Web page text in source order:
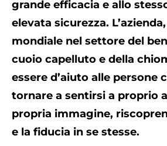
grande efficacia e allo
elevata sicurezza.
mondiale nel settore del
cuoio capelluto e della
essere d’aiuto alle persone
tornare a sentirsi a proprio
propria immagine,
e la fiducia in se stesse.